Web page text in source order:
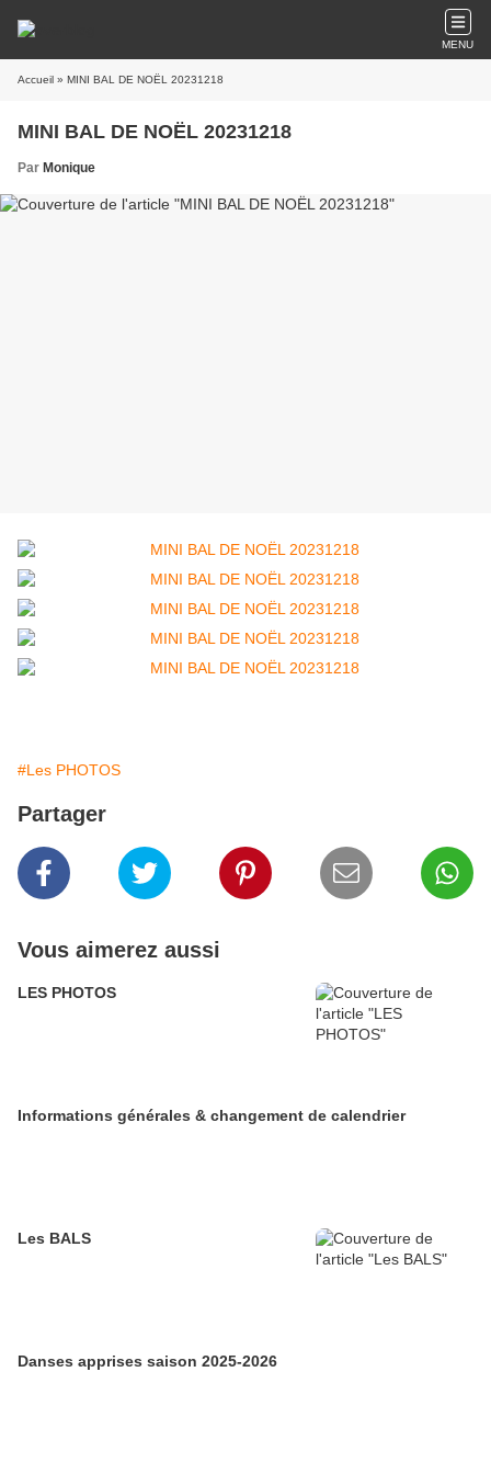
MENU
Accueil » MINI BAL DE NOËL 20231218
MINI BAL DE NOËL 20231218
Par Monique
#Les PHOTOS
Partager
Vous aimerez aussi
LES PHOTOS
Informations générales & changement de calendrier
Les BALS
Danses apprises saison 2025-2026